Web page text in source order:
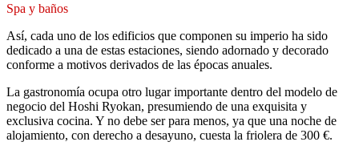
Spa y baños
Así, cada uno de los edificios que componen su imperio ha sido
dedicado a una de estas estaciones, siendo adornado y decorado
conforme a motivos derivados de las épocas anuales.
La gastronomía ocupa otro lugar importante dentro del modelo de
negocio del Hoshi Ryokan, presumiendo de una exquisita y
exclusiva cocina. Y no debe ser para menos, ya que una noche de
alojamiento, con derecho a desayuno, cuesta la friolera de 300 €.